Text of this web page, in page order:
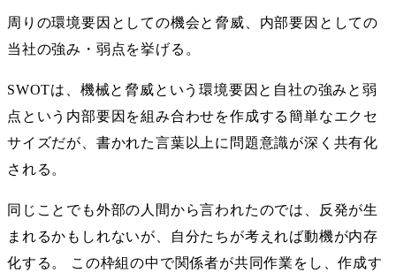
周りの環境要因としての機会と脅威、内部要因としての
当社の強み・弱点を挙げる。
SWOTは、機械と脅威という環境要因と自社の強みと弱
点という内部要因を組み合わせを作成する簡単なエクセ
サイズだが、書かれた言葉以上に問題意識が深く共有化
される。
同じことでも外部の人間から言われたのでは、反発が生
まれるかもしれないが、自分たちが考えれば動機が内存
化する。 この枠組の中で関係者が共同作業をし、作成す